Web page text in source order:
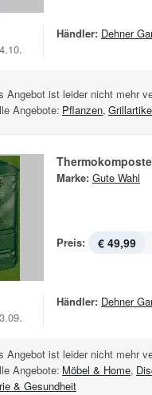
Händler: Dehner
Angebot ist leider nicht mehr
Angebote: Pflanzen,
Marke: Gute Wahl
Preis: € 49,99
Händler: Dehner
Angebot ist leider nicht mehr
Angebote: Möbel & Home,
& Gesundheit